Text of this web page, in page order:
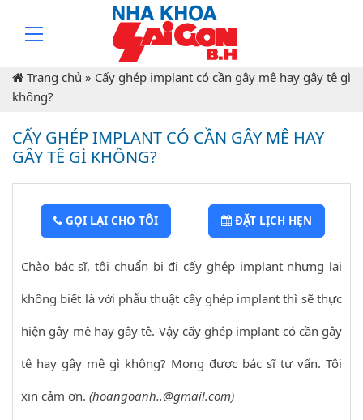
Trang chủ » Cấy ghép implant có cần gây mê hay gây tê gì
không?
CẤY GHÉP IMPLANT CÓ CẦN GÂY MÊ HAY
GÂY TÊ GÌ KHÔNG?
GỌI LẠI CHO TÔI ĐẶT LỊCH HẸN
Chào bác sĩ, tôi chuẩn bị đi cấy ghép implant nhưng lại
không biết là với phẫu thuật cấy ghép implant thì sẽ thực
hiện gây mê hay gây tê. Vậy cấy ghép implant có cần gây
tê hay gây mê gì không? Mong được bác sĩ tư vấn. Tôi
xin cảm ơn. (hoangoanh..@gmail.com)